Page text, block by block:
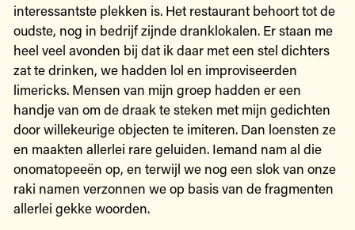
interessantste plekken is. Het restaurant behoort tot de
oudste, nog in bedrijf zijnde dranklokalen. Er staan me
heel veel avonden bij dat ik daar met een stel dichters
zat te drinken, we hadden lol en improviseerden
limericks. Mensen van mijn groep hadden er een
handje van om de draak te steken met mijn gedichten
door willekeurige objecten te imiteren. Dan loensten ze
en maakten allerlei rare geluiden. Iemand nam al die
onomatopeeën op, en terwijl we nog een slok van onze
raki namen verzonnen we op basis van de fragmenten
allerlei gekke woorden.